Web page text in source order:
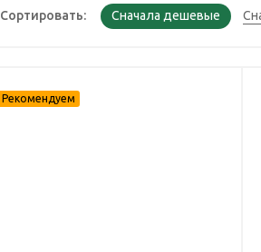
Сортировать: